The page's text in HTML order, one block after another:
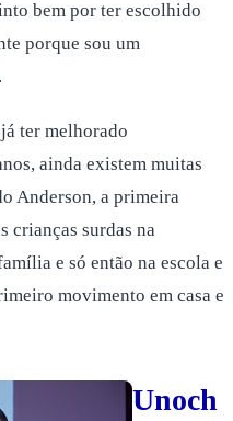
bem por ter escolhido
porque sou um
ter melhorado
ainda existem muitas
Anderson, a primeira
crianças surdas na
e só então na escola e
movimento em casa e
Unoch